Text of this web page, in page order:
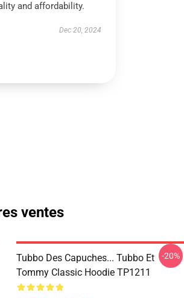
and affordability.
Dec 20, 2024
ventes
Tubbo Des Capuches... Tubbo Et
Tommy Classic Hoodie TP1211
-20%